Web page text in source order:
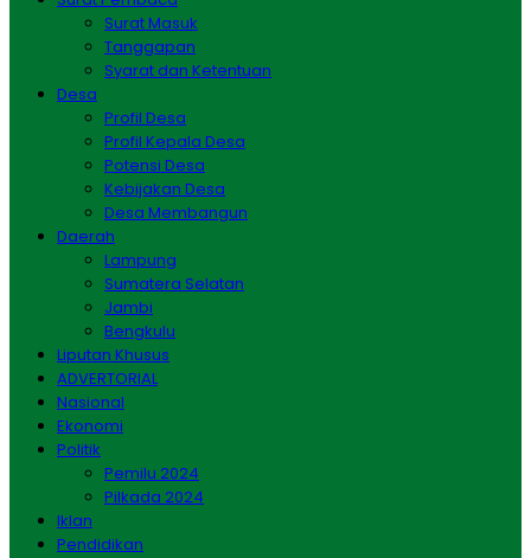
Surat Masuk
Tanggapan
Syarat dan Ketentuan
Desa
Profil Desa
Profil Kepala Desa
Potensi Desa
Kebijakan Desa
Desa Membangun
Daerah
Lampung
Sumatera Selatan
Jambi
Bengkulu
Liputan Khusus
ADVERTORIAL
Nasional
Ekonomi
Politik
Pemilu 2024
Pilkada 2024
Iklan
Pendidikan